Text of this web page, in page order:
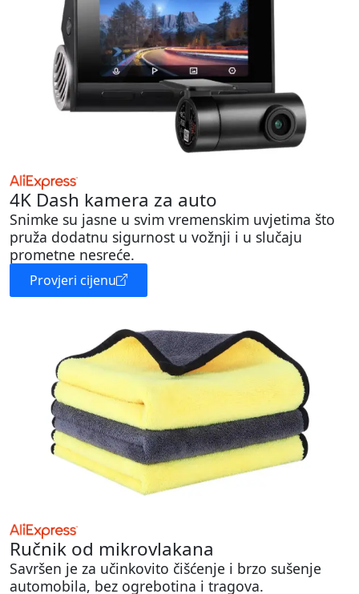
4K Dash kamera za auto
Snimke su jasne u svim vremenskim uvjetima što
pruža dodatnu sigurnost u vožnji i u slučaju
prometne nesreće.
Provjeri cijenu
Ručnik od mikrovlakana
Savršen je za učinkovito čišćenje i brzo sušenje
automobila, bez ogrebotina i tragova.